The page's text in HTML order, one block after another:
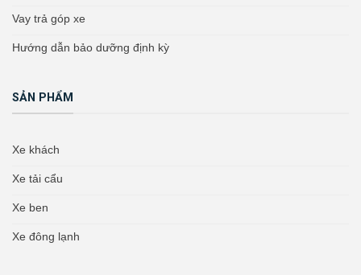
Vay trả góp xe
Hướng dẫn bảo dưỡng định kỳ
SẢN PHẨM
Xe khách
Xe tải cẩu
Xe ben
Xe đông lạnh